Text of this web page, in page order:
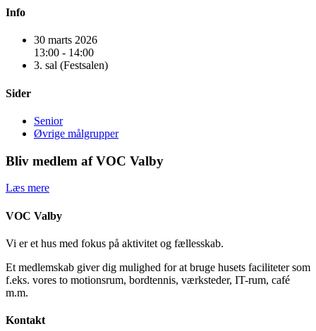
Info
30 marts 2026
13:00 - 14:00
3. sal (Festsalen)
Sider
Senior
Øvrige målgrupper
Bliv medlem af VOC Valby
Læs mere
VOC Valby
Vi er et hus med fokus på aktivitet og fællesskab.
Et medlemskab giver dig mulighed for at bruge husets faciliteter som
f.eks. vores to motionsrum, bordtennis, værksteder, IT-rum, café
m.m.
Kontakt